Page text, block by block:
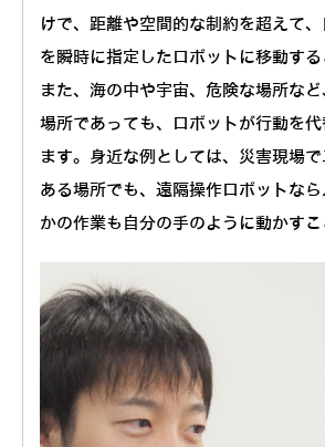
けで、距離や空間的な制約を超えて
を瞬時に指定したロボットに移動する
また、海の中や宇宙、危険な場所な
場所であっても、ロボットが行動を
ます。身近な例としては、災害現場
ある場所でも、遠隔操作ロボットな
かの作業も自分の手のように動かすこ